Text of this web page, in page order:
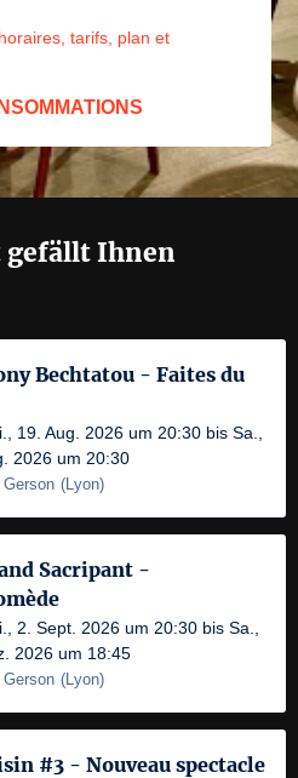
Ihnen
Bechtatou - Faites du
19. Aug. 2026 um 20:30 bis Sa.,
2026 um 20:30
Gerson (Lyon)
Sacripant -
2. Sept. 2026 um 20:30 bis Sa.,
2026 um 18:45
Gerson (Lyon)
#3 - Nouveau spectacle
tarifs, plan et